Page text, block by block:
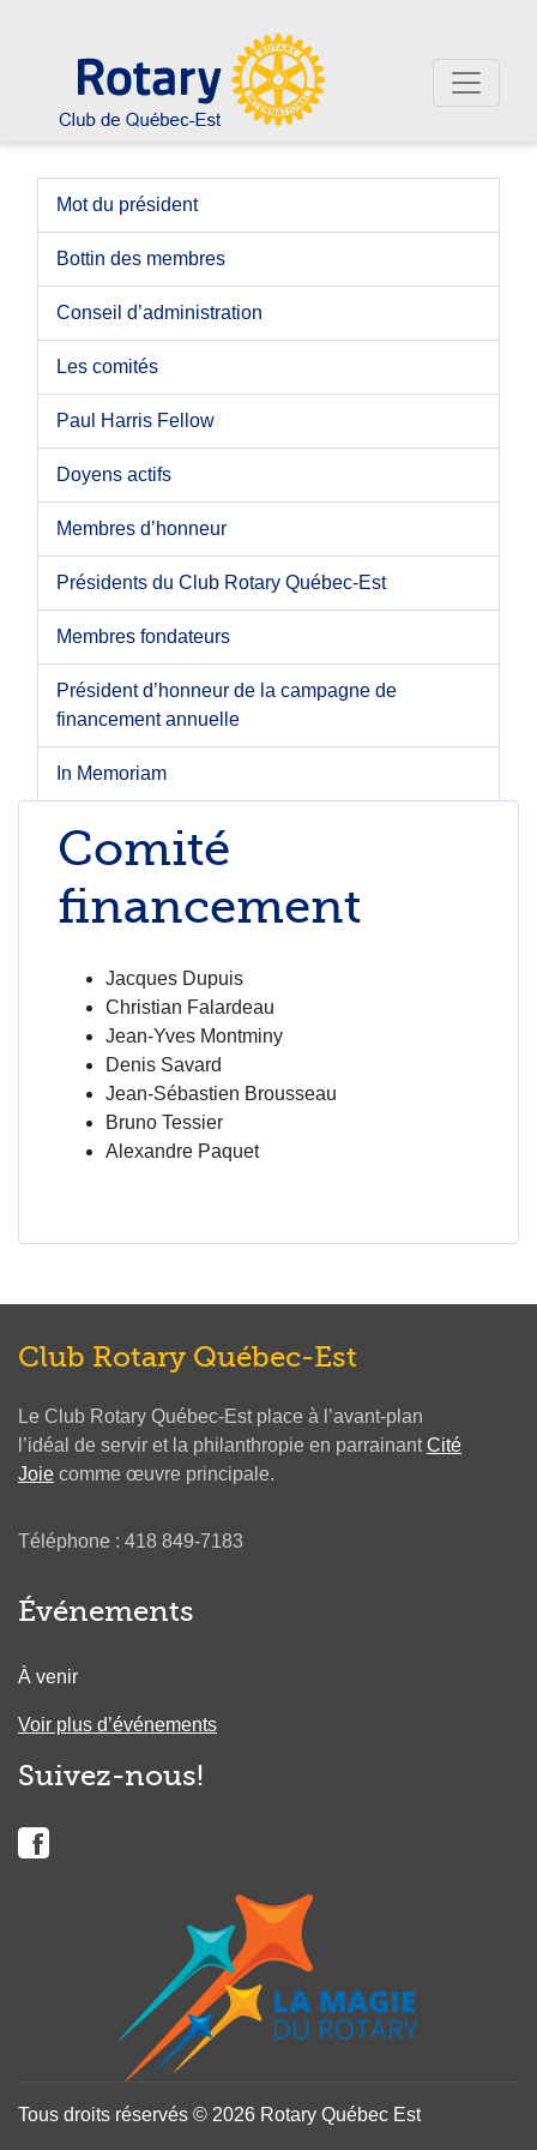
Mot du président
Bottin des membres
Conseil d’administration
Les comités
Paul Harris Fellow
Doyens actifs
Membres d’honneur
Présidents du Club Rotary Québec-Est
Membres fondateurs
Président d’honneur de la campagne de
financement annuelle
In Memoriam
Comité
financement
Jacques Dupuis
Christian Falardeau
Jean-Yves Montminy
Denis Savard
Jean-Sébastien Brousseau
Bruno Tessier
Alexandre Paquet
Club Rotary Québec-Est
Le Club Rotary Québec-Est place à l’avant-plan
l’idéal de servir et la philanthropie en parrainantCité
Joie comme œuvre principale.
Téléphone : 418 849-7183
Événements
À venir
Voir plus d’événements
Suivez-nous!
Tous droits réservés © 2026 Rotary Québec Est